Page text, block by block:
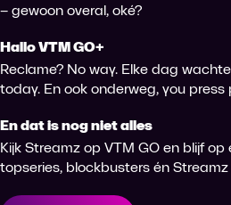
– gewoon overal, oké?
Hallo VTM GO+
Reclame? No way. Elke dag
today. En ook onderweg, you press
En dat is nog niet alles
Kijk Streamz op VTM GO en blijf
topseries, blockbusters én Streamz